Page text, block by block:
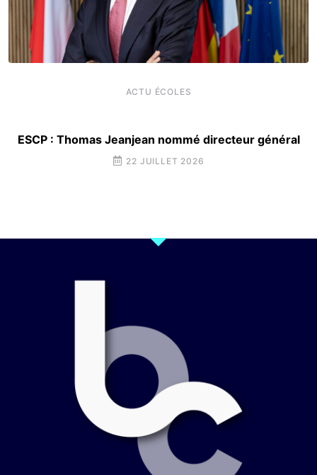
ACTU ÉCOLES
ESCP : Thomas Jeanjean nommé directeur général
22 JUILLET 2026